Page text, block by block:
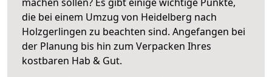
die bei einem Umzug von Heidelberg nach
Holzgerlingen zu beachten sind. Angefangen bei
der Planung bis hin zum Verpacken Ihres
kostbaren Hab & Gut.